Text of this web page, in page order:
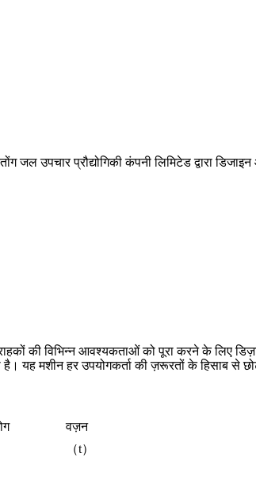
उपचार प्रौद्योगिकी कंपनी लिमिटेड द्वारा डिजाइन
की विभिन्न आवश्यकताओं को पूरा करने के लिए
है। यह मशीन हर उपयोगकर्ता की ज़रूरतों के हिसाब से
वज़न
（t）